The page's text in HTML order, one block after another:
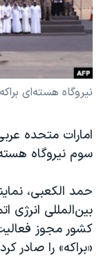
فرهنگ و زندگی
حقوق شهروندی
اقتصادی
علم و فناوری
گالری عکس
آرشیو پخش زنده
مستندها
انتخابات ریاست
حمله جمهوری
رمز مهسا
اعتراضات زن،
مجموعه مستندهای
تریبونال مردمی آبان
دادگاه حمید نوری
چهل سال
دنبال کنید
نیروگاه هسته‌ای
امارات متحده
سوم نیروگاه
حمد الکعبی،
بین‌المللی انرژی
کشور مجوز
«براکه» را صادر